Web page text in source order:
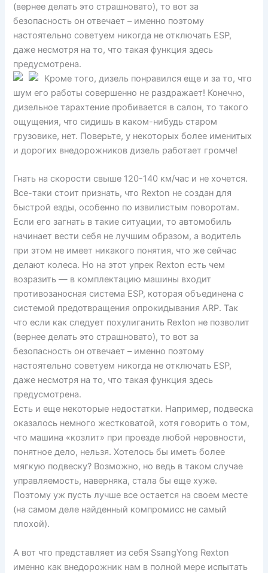
(вернее делать это страшновато), то вот за
безопасность он отвечает – именно поэтому
настоятельно советуем никогда не отключать ESP,
даже несмотря на то, что такая функция здесь
предусмотрена.
Кроме того, дизель понравился еще и за то, что
шум его работы совершенно не раздражает! Конечно,
дизельное тарахтение пробивается в салон, то такого
ощущения, что сидишь в каком-нибудь старом
грузовике, нет. Поверьте, у некоторых более именитых
и дорогих внедорожников дизель работает громче!
Гнать на скорости свыше 120-140 км/час и не хочется.
Все-таки стоит признать, что Rexton не создан для
быстрой езды, особенно по извилистым поворотам.
Если его загнать в такие ситуации, то автомобиль
начинает вести себя не лучшим образом, а водитель
при этом не имеет никакого понятия, что же сейчас
делают колеса. Но на этот упрек Rexton есть чем
возразить — в комплектацию машины входит
противозаносная система ESP, которая объединена с
системой предотвращения опрокидывания ARP. Так
что если как следует похулиганить Rexton не позволит
(вернее делать это страшновато), то вот за
безопасность он отвечает – именно поэтому
настоятельно советуем никогда не отключать ESP,
даже несмотря на то, что такая функция здесь
предусмотрена.
Есть и еще некоторые недостатки. Например, подвеска
оказалось немного жестковатой, хотя говорить о том,
что машина «козлит» при проезде любой неровности,
понятное дело, нельзя. Хотелось бы иметь более
мягкую подвеску? Возможно, но ведь в таком случае
управляемость, наверняка, стала бы еще хуже.
Поэтому уж пусть лучше все остается на своем месте
(на самом деле найденный компромисс не самый
плохой).
А вот что представляет из себя SsangYong Rexton
именно как внедорожник нам в полной мере испытать